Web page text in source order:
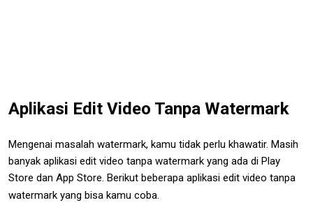
Aplikasi Edit Video Tanpa Watermark
Mengenai masalah watermark, kamu tidak perlu khawatir. Masih
banyak aplikasi edit video tanpa watermark yang ada di Play
Store dan App Store. Berikut beberapa aplikasi edit video tanpa
watermark yang bisa kamu coba.